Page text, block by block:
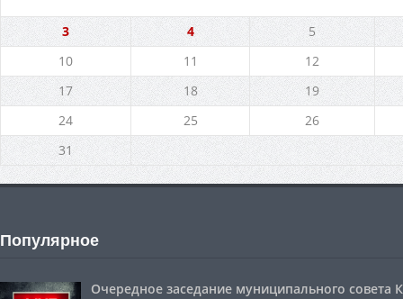
3 4
5
10
11
12
17
18
19
24
25
26
31
Популярное
Очередное заседание муниципального совета